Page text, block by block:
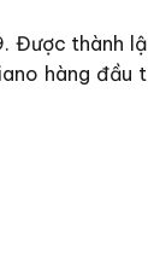
Được thành
hàng